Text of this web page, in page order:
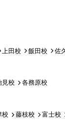
上田校 飯田校 佐
見校 各務原校
校 藤枝校 富士校